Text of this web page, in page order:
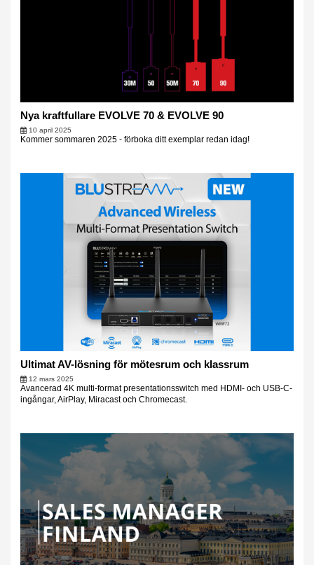
Nya kraftfullare EVOLVE 70 & EVOLVE 90
10 april 2025
Kommer sommaren 2025 - förboka ditt exemplar redan idag!
Ultimat AV-lösning för mötesrum och klassrum
12 mars 2025
Avancerad 4K multi-format presentationsswitch med HDMI- och USB-C-
ingångar, AirPlay, Miracast och Chromecast.